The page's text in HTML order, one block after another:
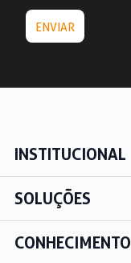
INSTITUCIONAL
SOLUÇÕES
CONHECIMENTO